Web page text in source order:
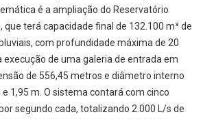
é a ampliação do Reservatório
que terá capacidade final de 132.100 m³ de
com profundidade máxima de 20
execução de uma galeria de entrada em
de 556,45 metros e diâmetro interno
1,95 m. O sistema contará com cinco
segundo cada, totalizando 2.000 L/s de